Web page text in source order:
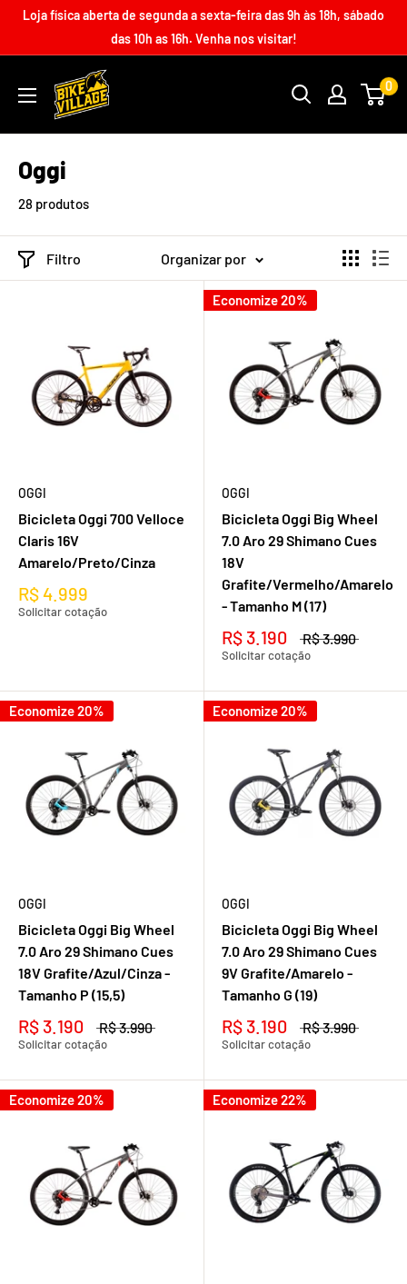
Loja física aberta de segunda a sexta-feira das 9h às 18h, sábado
das 10h as 16h. Venha nos visitar!
0
Oggi
28 produtos
Filtro Organizar por
OGGI
Bicicleta Oggi 700 Velloce
Claris 16V
Amarelo/Preto/Cinza
R$ 4.999
Solicitar cotação
Economize 20%
OGGI
Bicicleta Oggi Big Wheel
7.0 Aro 29 Shimano Cues
18V
Grafite/Vermelho/Amarelo
- Tamanho M (17)
R$ 3.190 R$ 3.990
Solicitar cotação
Economize 20%
OGGI
Bicicleta Oggi Big Wheel
7.0 Aro 29 Shimano Cues
18V Grafite/Azul/Cinza -
Tamanho P (15,5)
R$ 3.190 R$ 3.990
Solicitar cotação
Economize 20%
OGGI
Bicicleta Oggi Big Wheel
7.0 Aro 29 Shimano Cues
9V Grafite/Amarelo -
Tamanho G (19)
R$ 3.190 R$ 3.990
Solicitar cotação
Economize 20% Economize 22%